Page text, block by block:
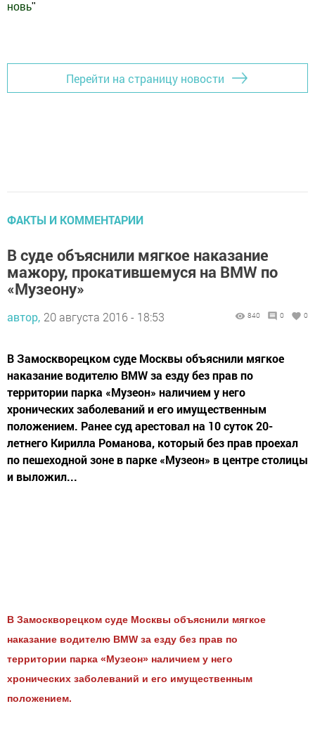
новь"
Перейти на страницу новости
ФАКТЫ И КОММЕНТАРИИ
В суде объяснили мягкое наказание
мажору, прокатившемуся на BMW по
«Музеону»
автор, 20 августа 2016 - 18:53 840 0 0
В Замоскворецком суде Москвы объяснили мягкое
наказание водителю BMW за езду без прав по
территории парка «Музеон» наличием у него
хронических заболеваний и его имущественным
положением. Ранее суд арестовал на 10 суток 20-
летнего Кирилла Романова, который без прав проехал
по пешеходной зоне в парке «Музеон» в центре столицы
и выложил...
В Замоскворецком суде Москвы объяснили мягкое
наказание водителю BMW за езду без прав по
территории парка «Музеон» наличием у него
хронических заболеваний и его имущественным
положением.